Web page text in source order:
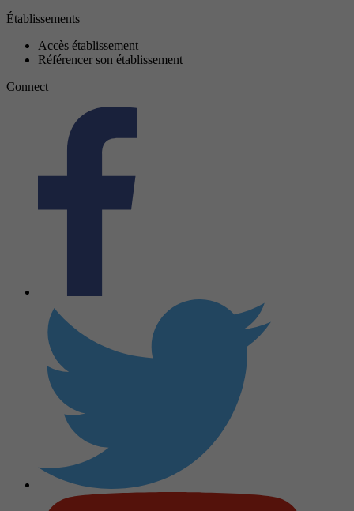
Établissements
Accès établissement
Référencer son établissement
Connect